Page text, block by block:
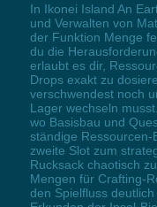
In Ikonei Island An
und Verwalten von
der Funktion Menge
du die
erlaubt es dir,
Drops exakt zu
verschwendest noch
Lager wechseln
wo Basisbau und
ständige
zweite Slot zum
Rucksack chaotisch
Mengen für Crafting-
den Spielfluss